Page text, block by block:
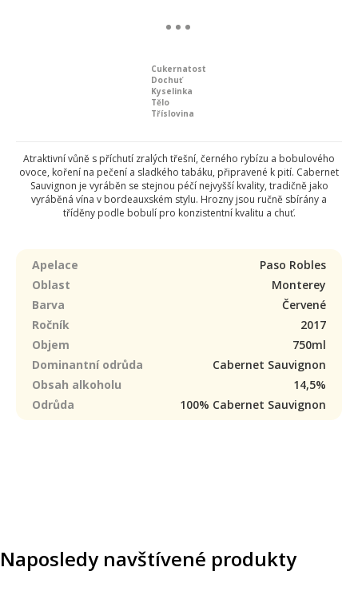
Cukernatost
Dochuť
Kyselinka
Tělo
Tříslovina
Atraktivní vůně s příchutí zralých třešní, černého rybízu a bobulového
ovoce, koření na pečení a sladkého tabáku, připravené k pití. Cabernet
Sauvignon je vyráběn se stejnou péčí nejvyšší kvality, tradičně jako
vyráběná vína v bordeauxském stylu. Hrozny jsou ručně sbírány a
tříděny podle bobulí pro konzistentní kvalitu a chuť.
Apelace
Paso Robles
Oblast
Monterey
Barva
Červené
Ročník
2017
Objem
750ml
Dominantní odrůda
Cabernet Sauvignon
Obsah alkoholu
14,5%
Odrůda
100% Cabernet Sauvignon
Naposledy navštívené produkty